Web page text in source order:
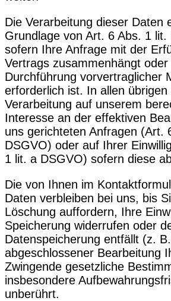
Die Verarbeitung dieser Daten
Grundlage von Art. 6 Abs. 1 lit.
sofern Ihre Anfrage mit der
Vertrags zusammenhängt oder
Durchführung vorvertraglicher
erforderlich ist. In allen
Verarbeitung auf unserem
Interesse an der effektiven
uns gerichteten Anfragen (Art.
DSGVO) oder auf Ihrer
1 lit. a DSGVO) sofern diese
Die von Ihnen im
Daten verbleiben bei uns, bis
Löschung auffordern, Ihre
Speicherung widerrufen oder
Datenspeicherung entfällt (z.
abgeschlossener Bearbeitung
Zwingende gesetzliche
insbesondere
unberührt.